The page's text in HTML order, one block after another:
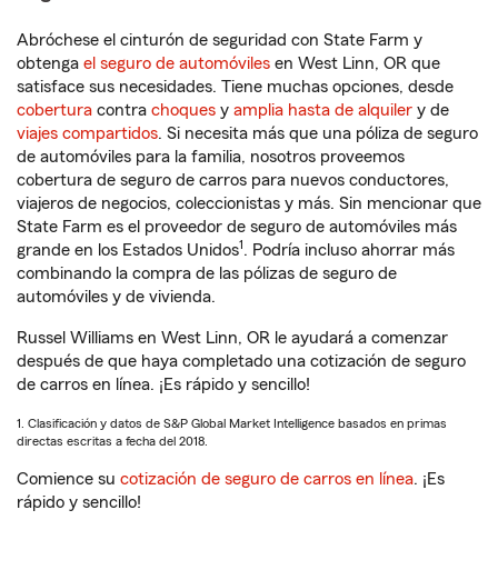
Abróchese el cinturón de seguridad con State Farm y
obtenga el seguro de automóviles en West Linn, OR que
satisface sus necesidades. Tiene muchas opciones, desde
cobertura contra choques y amplia hasta de alquiler y de
viajes compartidos. Si necesita más que una póliza de seguro
de automóviles para la familia, nosotros proveemos
cobertura de seguro de carros para nuevos conductores,
viajeros de negocios, coleccionistas y más. Sin mencionar que
State Farm es el proveedor de seguro de automóviles más
grande en los Estados Unidos1. Podría incluso ahorrar más
combinando la compra de las pólizas de seguro de
automóviles y de vivienda.
Russel Williams en West Linn, OR le ayudará a comenzar
después de que haya completado una cotización de seguro
de carros en línea. ¡Es rápido y sencillo!
1. Clasificación y datos de S&P Global Market Intelligence basados en primas
directas escritas a fecha del 2018.
Comience su cotización de seguro de carros en línea. ¡Es
rápido y sencillo!